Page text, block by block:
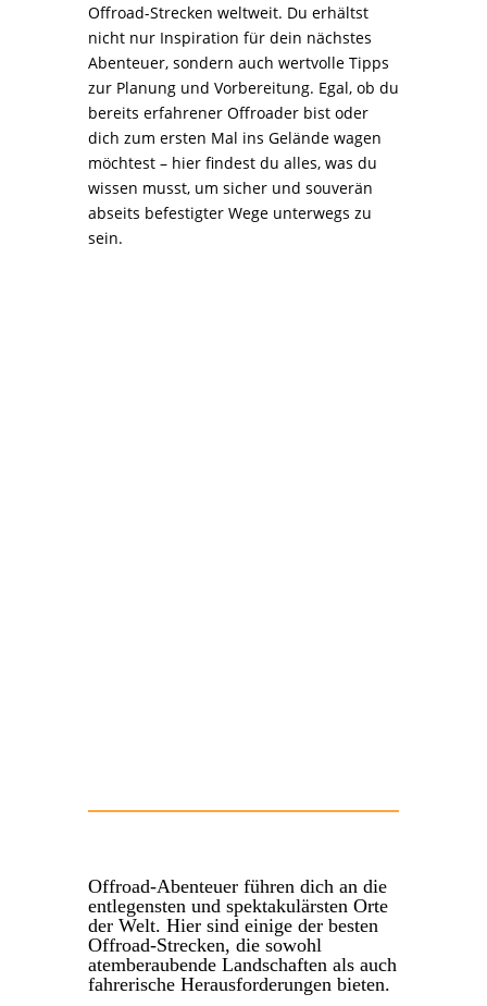
Offroad-Strecken weltweit. Du erhältst
nicht nur Inspiration für dein nächstes
Abenteuer, sondern auch wertvolle Tipps
zur Planung und Vorbereitung. Egal, ob du
bereits erfahrener Offroader bist oder
dich zum ersten Mal ins Gelände wagen
möchtest – hier findest du alles, was du
wissen musst, um sicher und souverän
abseits befestigter Wege unterwegs zu
sein.
Offroad-Abenteuer führen dich an die
entlegensten und spektakulärsten Orte
der Welt. Hier sind einige der besten
Offroad-Strecken, die sowohl
atemberaubende Landschaften als auch
fahrerische Herausforderungen bieten.